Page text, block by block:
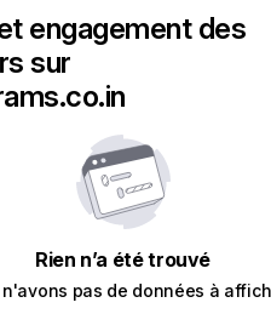
engagement des
sur
Rien n’a été trouvé
n'avons pas de données à